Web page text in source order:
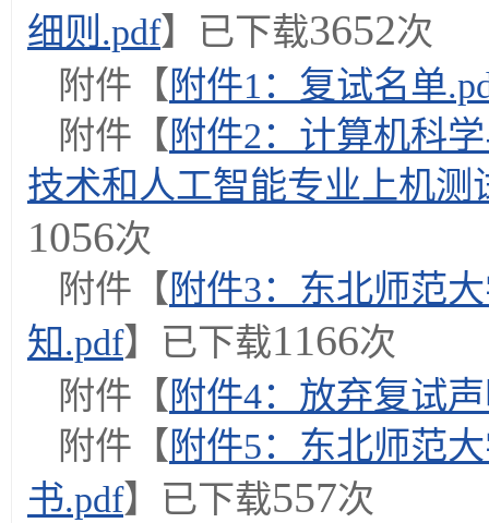
细则.pdf】已下载3652次
附件【 附件1：复试名单
附件【 附件2：计算机科
技术和人工智能专业上机测
1056次
附件【 附件3：东北师范
知.pdf】已下载1166次
附件【 附件4：放弃复试
附件【 附件5：东北师范
书.pdf】已下载557次